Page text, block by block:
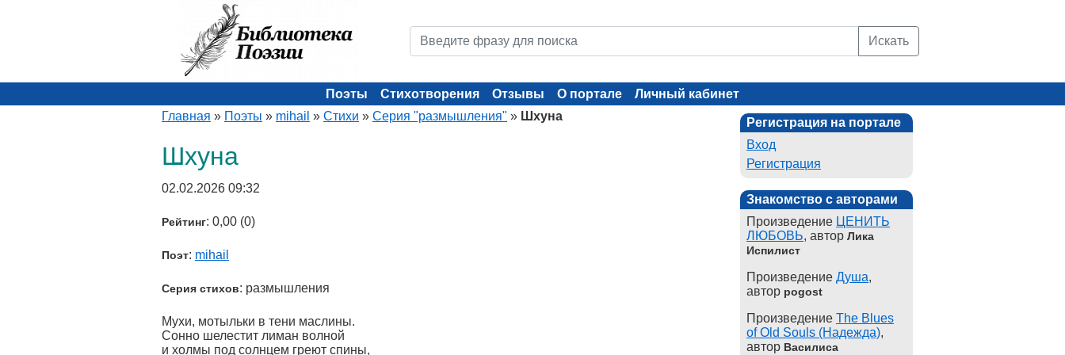
Искать
Поэты Стихотворения Отзывы О портале
Личный кабинет
Главная » Поэты » mihail » Стихи » Серия "размышления" » Шхуна
Шхуна
02.02.2026 09:32
Рейтинг: 0,00 (0)
Поэт: mihail
Серия стихов: размышления
Мухи, мотыльки в тени маслины.
Сонно шелестит лиман волной
и холмы под солнцем греют спины,
Регистрация на портале
Вход
Регистрация
Знакомство с авторами
Произведение ЦЕНИТЬ
ЛЮБОВЬ, автор Лика
Испилист
Произведение Душа,
автор pogost
Произведение The Blues
of Old Souls (Надежда),
автор Василиса